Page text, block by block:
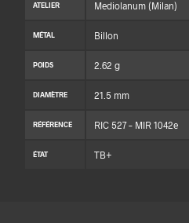
ATELIER Mediolanum (Milan)
MÉTAL Billon
POIDS 2.62 g
DIAMÈTRE 21.5 mm
RÉFÉRENCE RIC 527 – MIR 1042e
ÉTAT TB+